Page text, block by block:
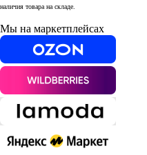
наличия товара на складе.
Мы на маркетплейсах